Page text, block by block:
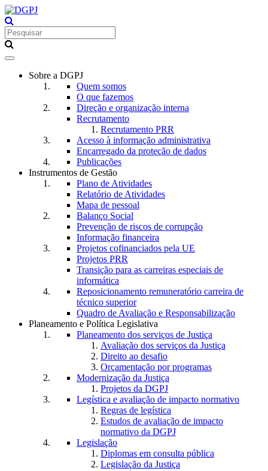
Toggle
navigationSobre a DGPJ
Quem somos
O que fazemos
Direção e organização interna
Recrutamento
Recrutamento PRR
Acesso à informação administrativa
Encarregado da proteção de dados
Publicações
Instrumentos de Gestão
Plano de Atividades
Relatório de Atividades
Mapa de pessoal
Balanço Social
Prevenção de riscos de corrupção
Informação financeira
Projetos cofinanciados pela UE
Projetos PRR
Transição para as carreiras especiais de
informática
Reposicionamento remuneratório carreira de
técnico superior
Quadro de Avaliação e Responsabilização
Planeamento e Política Legislativa
Planeamento dos serviços de Justiça
Avaliação dos serviços da Justiça
Direito ao desafio
Orçamentação por programas
Modernização da Justiça
Projetos da DGPJ
Legística e avaliação de impacto normativo
Regras de legística
Estudos de avaliação de impacto
normativo da DGPJ
Legislação
Diplomas em consulta pública
Legislação da Justiça